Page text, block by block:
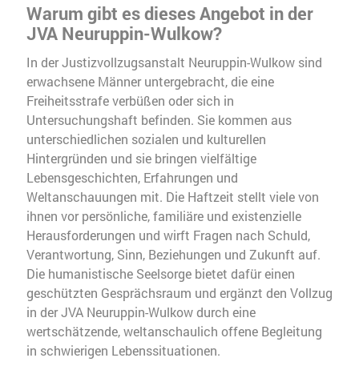
Warum gibt es dieses Angebot in der
JVA Neuruppin-Wulkow?
In der Justizvollzugsanstalt Neuruppin-Wulkow sind
erwachsene Männer untergebracht, die eine
Freiheitsstrafe verbüßen oder sich in
Untersuchungshaft befinden. Sie kommen aus
unterschiedlichen sozialen und kulturellen
Hintergründen und sie bringen vielfältige
Lebensgeschichten, Erfahrungen und
Weltanschauungen mit. Die Haftzeit stellt viele von
ihnen vor persönliche, familiäre und existenzielle
Herausforderungen und wirft Fragen nach Schuld,
Verantwortung, Sinn, Beziehungen und Zukunft auf.
Die humanistische Seelsorge bietet dafür einen
geschützten Gesprächsraum und ergänzt den Vollzug
in der JVA Neuruppin-Wulkow durch eine
wertschätzende, weltanschaulich offene Begleitung
in schwierigen Lebenssituationen.